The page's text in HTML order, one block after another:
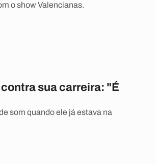
o show Valencianas.
sua carreira: "É
som quando ele já estava na